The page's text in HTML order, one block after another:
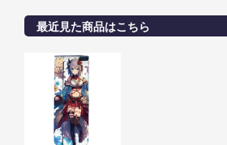
最近見た商品はこちら